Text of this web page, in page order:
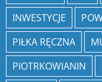
INWESTYCJE
PIŁKA RĘCZNA
PIOTRKOWIANIN